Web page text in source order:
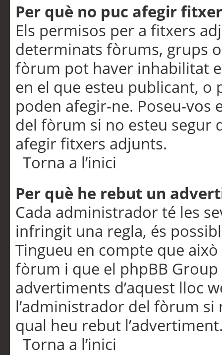
Per què no puc afegir
Els permisos per a fitxers
determinats fòrums, grups
fòrum pot haver inhabilitat
en el que esteu publicant,
poden afegir-ne. Poseu-vos
del fòrum si no esteu segur
afegir fitxers adjunts.
Torna a l’inici
Per què he rebut un
Cada administrador té les
infringit una regla, és
Tingueu en compte que
fòrum i que el phpBB
advertiments d’aquest lloc
l’administrador del fòrum
qual heu rebut
Torna a l’inici